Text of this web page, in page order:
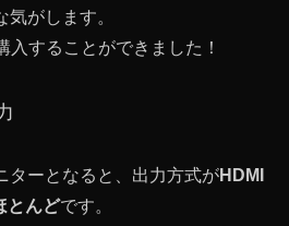
がします。
入することができました！
ターとなると、出力方式がHDMI
とんどです。